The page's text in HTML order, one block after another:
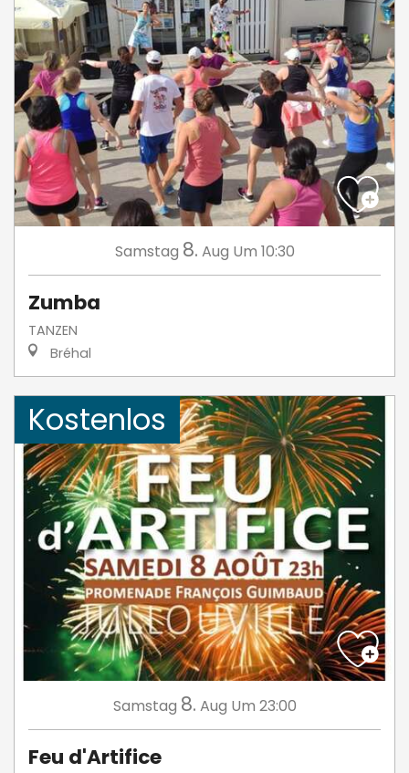
Samstag 8. Aug Um 10:30
Zumba
TANZEN
Bréhal
Kostenlos
Samstag 8. Aug Um 23:00
Feu d'Artifice